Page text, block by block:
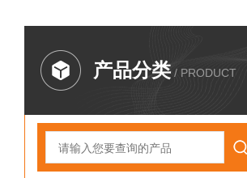
产品分类 / PRODUCT